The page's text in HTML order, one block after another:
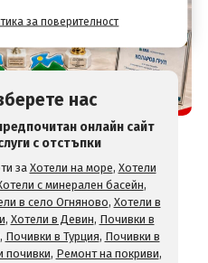
нас
онлайн сайт
с отстъпки
за Хотели на море, Хотели
с минерален басейн,
в село Огняново, Хотели в
, Хотели в Девин, Почивки в
, Почивки в Турция, Почивки в
почивки, Ремонт на покриви,
за поверителност